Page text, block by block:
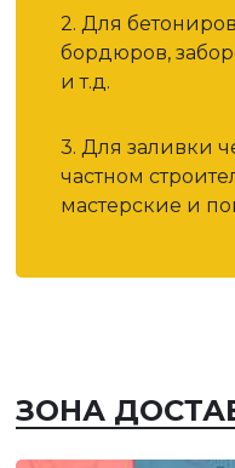
2. Для
бордюров,
и т.д.
3. Для заливки
частном
мастерские и
ЗОНА